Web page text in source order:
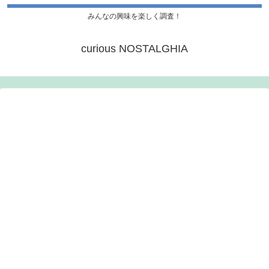
みんなの興味を楽しく調査！
curious NOSTALGHIA